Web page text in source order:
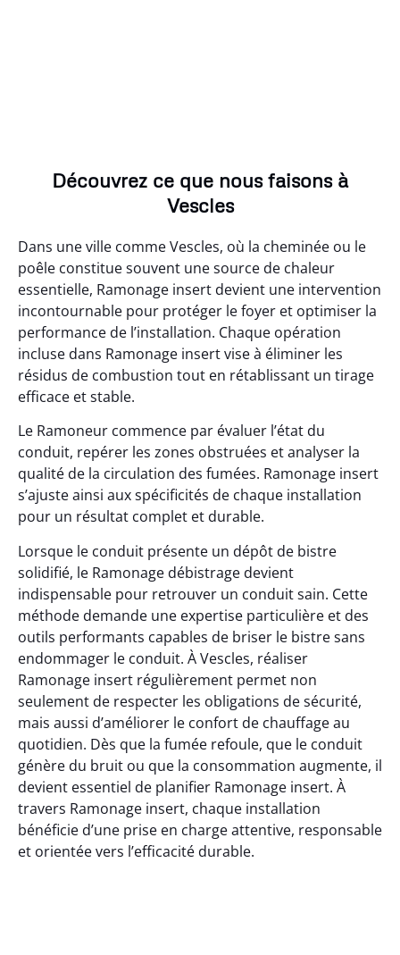
Découvrez ce que nous faisons à
Vescles
Dans une ville comme Vescles, où la cheminée ou le
poêle constitue souvent une source de chaleur
essentielle, Ramonage insert devient une intervention
incontournable pour protéger le foyer et optimiser la
performance de l’installation. Chaque opération
incluse dans Ramonage insert vise à éliminer les
résidus de combustion tout en rétablissant un tirage
efficace et stable.
Le Ramoneur commence par évaluer l’état du
conduit, repérer les zones obstruées et analyser la
qualité de la circulation des fumées. Ramonage insert
s’ajuste ainsi aux spécificités de chaque installation
pour un résultat complet et durable.
Lorsque le conduit présente un dépôt de bistre
solidifié, le Ramonage débistrage devient
indispensable pour retrouver un conduit sain. Cette
méthode demande une expertise particulière et des
outils performants capables de briser le bistre sans
endommager le conduit. À Vescles, réaliser
Ramonage insert régulièrement permet non
seulement de respecter les obligations de sécurité,
mais aussi d’améliorer le confort de chauffage au
quotidien. Dès que la fumée refoule, que le conduit
génère du bruit ou que la consommation augmente, il
devient essentiel de planifier Ramonage insert. À
travers Ramonage insert, chaque installation
bénéficie d’une prise en charge attentive, responsable
et orientée vers l’efficacité durable.